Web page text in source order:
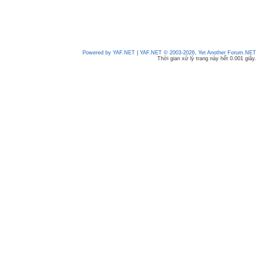
Powered by YAF.NET
YAF.NET © 2003-2026, Yet Another Forum.NET
Thời gian xử lý trang này hết 0.001 giây.